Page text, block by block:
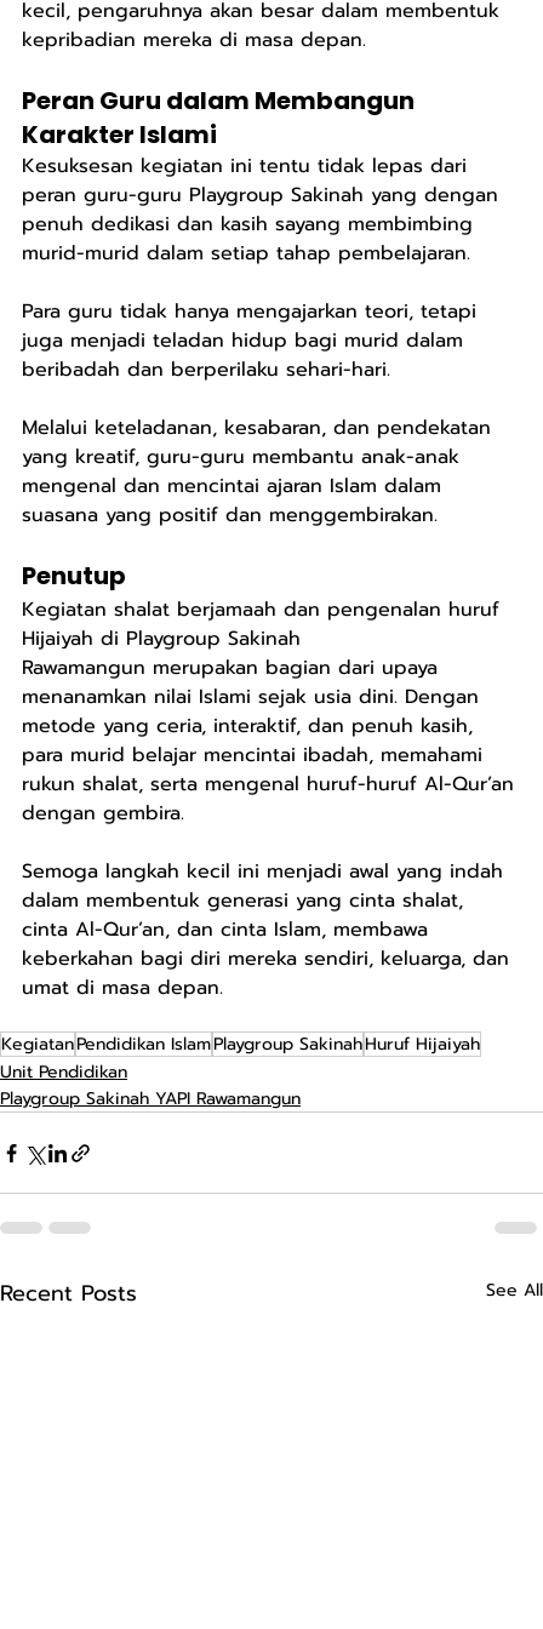
kecil, pengaruhnya akan besar dalam membentuk
kepribadian mereka di masa depan.
Peran Guru dalam Membangun
Karakter Islami
Kesuksesan kegiatan ini tentu tidak lepas dari
peran guru-guru Playgroup Sakinah yang dengan
penuh dedikasi dan kasih sayang membimbing
murid-murid dalam setiap tahap pembelajaran.
Para guru tidak hanya mengajarkan teori, tetapi
juga menjadi teladan hidup bagi murid dalam
beribadah dan berperilaku sehari-hari.
Melalui keteladanan, kesabaran, dan pendekatan
yang kreatif, guru-guru membantu anak-anak
mengenal dan mencintai ajaran Islam dalam
suasana yang positif dan menggembirakan.
Penutup
Kegiatan shalat berjamaah dan pengenalan huruf
Hijaiyah di Playgroup Sakinah
Rawamangun merupakan bagian dari upaya
menanamkan nilai Islami sejak usia dini. Dengan
metode yang ceria, interaktif, dan penuh kasih,
para murid belajar mencintai ibadah, memahami
rukun shalat, serta mengenal huruf-huruf Al-Qur’an
dengan gembira.
Semoga langkah kecil ini menjadi awal yang indah
dalam membentuk generasi yang cinta shalat,
cinta Al-Qur’an, dan cinta Islam, membawa
keberkahan bagi diri mereka sendiri, keluarga, dan
umat di masa depan.
KegiatanPendidikan IslamPlaygroup SakinahHuruf Hijaiyah
Unit Pendidikan
Playgroup Sakinah YAPI Rawamangun
Recent Posts See All